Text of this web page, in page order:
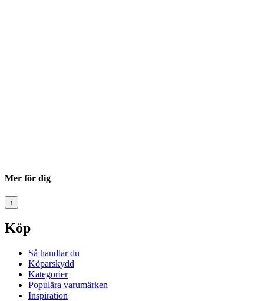
Mer för dig
↑
Köp
Så handlar du
Köparskydd
Kategorier
Populära varumärken
Inspiration